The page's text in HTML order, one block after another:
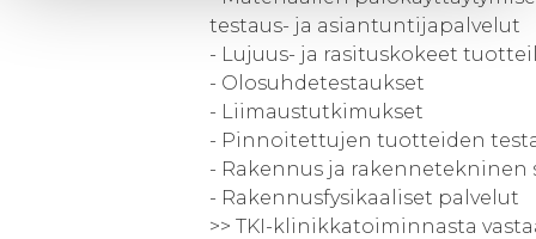
testaus- ja asiantuntijapalvelut
- Lujuus- ja rasituskokeet
- Olosuhdetestaukset
- Liimaustutkimukset
- Pinnoitettujen tuotteiden
- Rakennus ja
- Rakennusfysikaaliset palvelut
>> TKI-klinikkatoiminnasta